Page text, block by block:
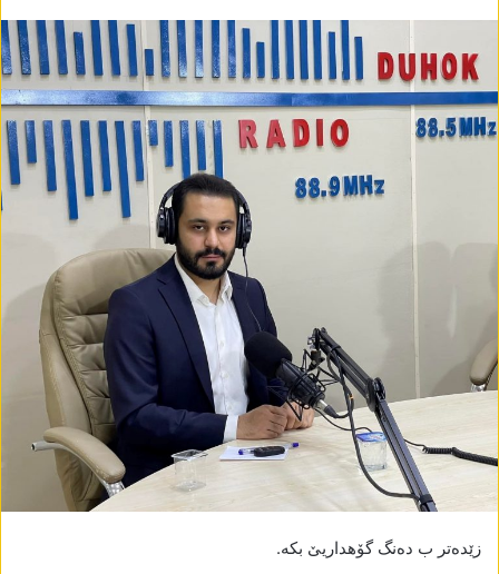
زێدەتر ب دەنگ گۆھداریێ بکە.